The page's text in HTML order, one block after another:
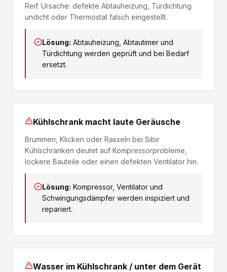
Reif. Ursache: defekte Abtauheizung, Türdichtung
undicht oder Thermostat falsch eingestellt.
Lösung: Abtauheizung, Abtautimer und
Türdichtung werden geprüft und bei Bedarf
ersetzt.
Kühlschrank macht laute Geräusche
Brummen, Klicken oder Rasseln bei Sibir
Kühlschränken deutet auf Kompressorprobleme,
lockere Bauteile oder einen defekten Ventilator hin.
Lösung: Kompressor, Ventilator und
Schwingungsdämpfer werden inspiziert und
repariert.
Wasser im Kühlschrank / unter dem Gerät